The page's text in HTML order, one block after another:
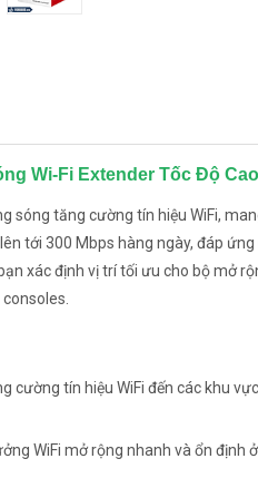
Wi-Fi Extender Tốc Độ
sóng tăng cường tín hiệu WiFi,
tới 300 Mbps hàng ngày, đáp
xác định vị trí tối ưu cho bộ mở
cường tín hiệu WiFi đến các khu
WiFi mở rộng nhanh và ổn định